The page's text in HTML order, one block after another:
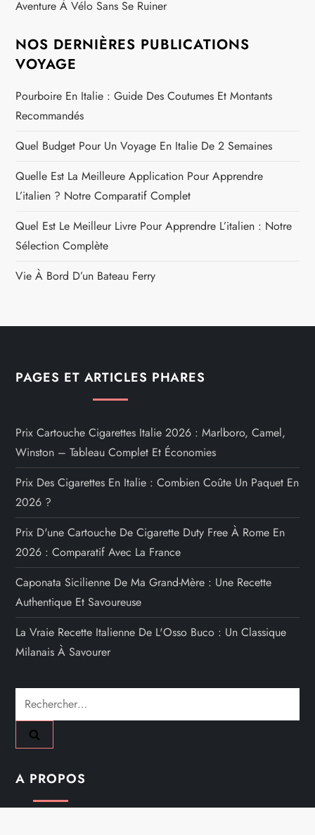
Aventure À Vélo Sans Se Ruiner
NOS DERNIÈRES PUBLICATIONS
VOYAGE
Pourboire En Italie : Guide Des Coutumes Et Montants
Recommandés
Quel Budget Pour Un Voyage En Italie De 2 Semaines
Quelle Est La Meilleure Application Pour Apprendre
L’italien ? Notre Comparatif Complet
Quel Est Le Meilleur Livre Pour Apprendre L’italien : Notre
Sélection Complète
Vie À Bord D’un Bateau Ferry
PAGES ET ARTICLES PHARES
Prix Cartouche Cigarettes Italie 2026 : Marlboro, Camel,
Winston – Tableau Complet Et Économies
Prix Des Cigarettes En Italie : Combien Coûte Un Paquet En
2026 ?
Prix D'une Cartouche De Cigarette Duty Free À Rome En
2026 : Comparatif Avec La France
Caponata Sicilienne De Ma Grand-Mère : Une Recette
Authentique Et Savoureuse
La Vraie Recette Italienne De L'Osso Buco : Un Classique
Milanais À Savourer
Rechercher :
A PROPOS